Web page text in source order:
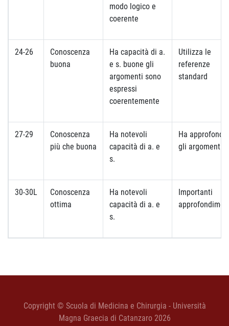
modo logico e
coerente
24-26
Conoscenza
buona
Ha capacità di a.
e s. buone gli
argomenti sono
espressi
coerentemente
Utilizza le
referenze
standard
27-29
Conoscenza
più che buona
Ha notevoli
capacità di a. e
s.
Ha
gli argomenti
30-30L
Conoscenza
ottima
Ha notevoli
capacità di a. e
s.
Importanti
Copyright © Scuola di Medicina e Chirurgia - Università
Magna Graecia di Catanzaro 2026